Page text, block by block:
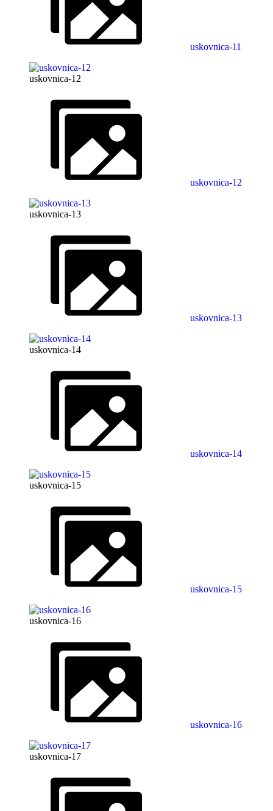
uskovnica-11
uskovnica-12
uskovnica-12
uskovnica-13
uskovnica-13
uskovnica-14
uskovnica-14
uskovnica-15
uskovnica-15
uskovnica-16
uskovnica-16
uskovnica-17